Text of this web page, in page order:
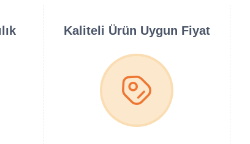
Kaliteli Ürün Uygun Fiyat